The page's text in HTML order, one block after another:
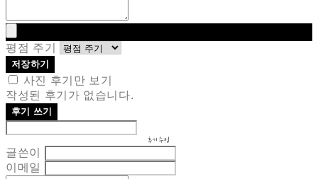
평점 주기
저장하기
사진 후기만 보기
작성된 후기가 없습니다.
후기 쓰기
후기 수정
글쓴이
이메일